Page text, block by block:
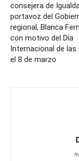
consejera de
portavoz del
regional, Blanca
con motivo del Día
Internacional de las
el 8 de marzo